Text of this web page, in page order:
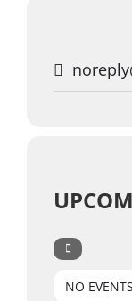
NO EVENTS